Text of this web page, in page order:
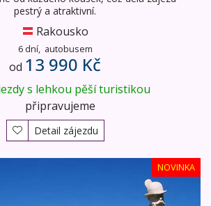
pestrý a atraktivní.
Rakousko
6 dní, autobusem
od 13 990 Kč
s lehkou pěší turistikou
připravujeme
Detail zájezdu
NOVINKA
NP Vysoké Taury a termální lázně Bad